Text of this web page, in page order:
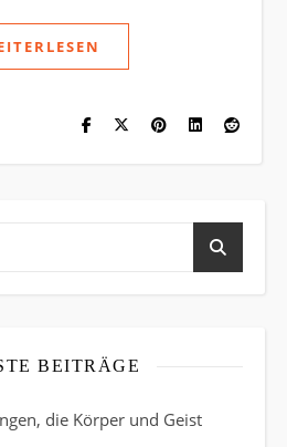
BEITRÄGE
die Körper und Geist